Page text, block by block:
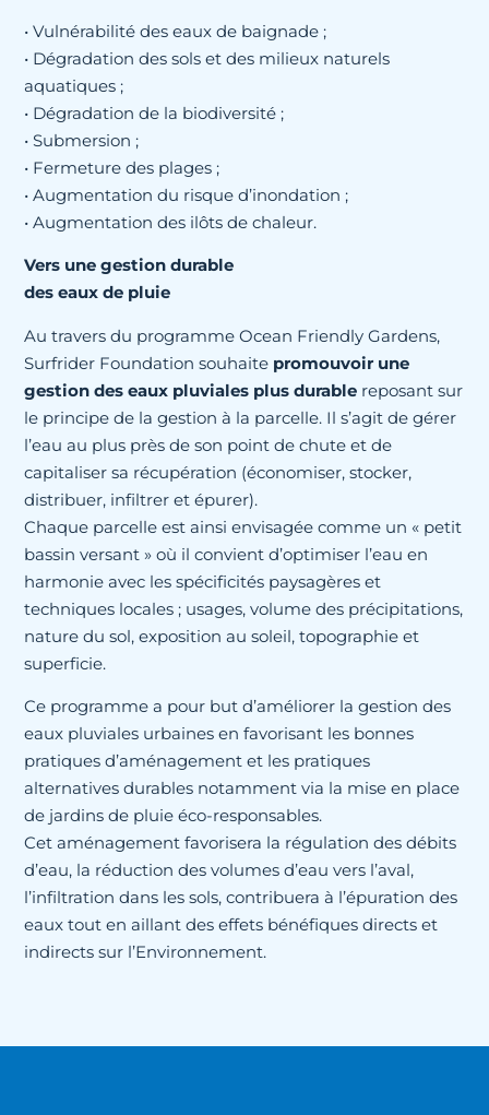
• Vulnérabilité des eaux de baignade ;
• Dégradation des sols et des milieux naturels
aquatiques ;
• Dégradation de la biodiversité ;
• Submersion ;
• Fermeture des plages ;
• Augmentation du risque d’inondation ;
• Augmentation des ilôts de chaleur.
Vers une gestion durable
des eaux de pluie
Au travers du programme Ocean Friendly Gardens,
Surfrider Foundation souhaite promouvoir une
gestion des eaux pluviales plus durable reposant sur
le principe de la gestion à la parcelle. Il s’agit de gérer
l’eau au plus près de son point de chute et de
capitaliser sa récupération (économiser, stocker,
distribuer, infiltrer et épurer).
Chaque parcelle est ainsi envisagée comme un « petit
bassin versant » où il convient d’optimiser l’eau en
harmonie avec les spécificités paysagères et
techniques locales ; usages, volume des précipitations,
nature du sol, exposition au soleil, topographie et
superficie.
Ce programme a pour but d’améliorer la gestion des
eaux pluviales urbaines en favorisant les bonnes
pratiques d’aménagement et les pratiques
alternatives durables notamment via la mise en place
de jardins de pluie éco-responsables.
Cet aménagement favorisera la régulation des débits
d’eau, la réduction des volumes d’eau vers l’aval,
l’infiltration dans les sols, contribuera à l’épuration des
eaux tout en aillant des effets bénéfiques directs et
indirects sur l’Environnement.